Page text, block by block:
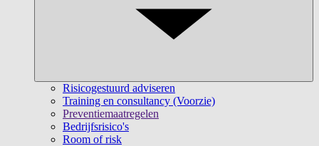
Risicogestuurd adviseren
Training en consultancy (Voorzie)
Preventiemaatregelen
Bedrijfsrisico's
Room of risk